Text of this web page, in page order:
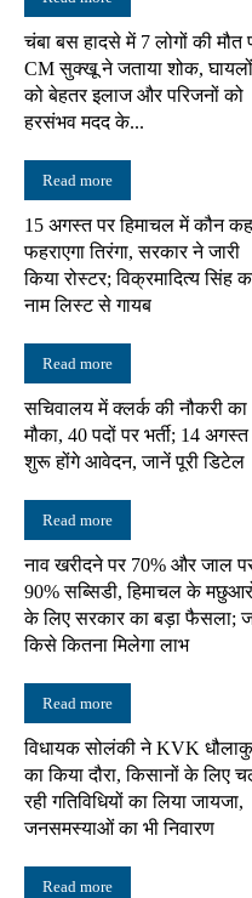
चंबा बस हादसे में 7 लोगों की मौत
CM सुक्खू ने जताया शोक, घायलों
को बेहतर इलाज और परिजनों को
हरसंभव मदद के...
Read more
15 अगस्त पर हिमाचल में कौन
फहराएगा तिरंगा, सरकार ने जारी
किया रोस्टर; विक्रमादित्य सिंह
नाम लिस्ट से गायब
Read more
सचिवालय में क्लर्क की नौकरी का
मौका, 40 पदों पर भर्ती; 14
शुरू होंगे आवेदन, जानें पूरी डिटेल
Read more
नाव खरीदने पर 70% और जाल
90% सब्सिडी, हिमाचल के
के लिए सरकार का बड़ा फैसला;
किसे कितना मिलेगा लाभ
Read more
विधायक सोलंकी ने KVK
का किया दौरा, किसानों के लिए
रही गतिविधियों का लिया जायजा,
जनसमस्याओं का भी निवारण
Read more